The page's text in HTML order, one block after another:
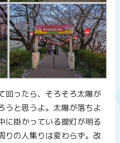
回ったら、そろそろ太陽が
うと思うよ。太陽が落ちよ
に掛かっている提灯が明る
りの人集りは変わらず。改